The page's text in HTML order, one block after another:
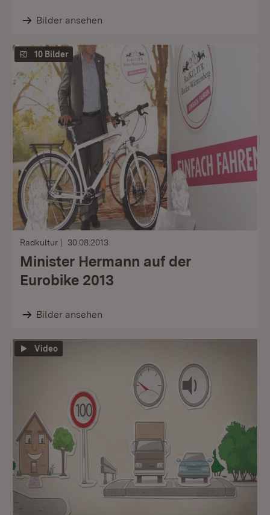
Bilder ansehen
10 Bilder
Radkultur 30.08.2013
Minister Hermann auf der
Eurobike 2013
Bilder ansehen
Video